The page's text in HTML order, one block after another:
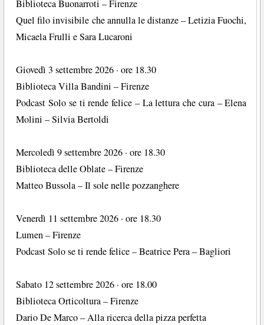
Biblioteca Buonarroti – Firenze
Quel filo invisibile che annulla le distanze – Letizia Fuochi,
Micaela Frulli e Sara Lucaroni
Giovedì 3 settembre 2026 · ore 18.30
Biblioteca Villa Bandini – Firenze
Podcast Solo se ti rende felice – La lettura che cura – Elena
Molini – Silvia Bertoldi
Mercoledì 9 settembre 2026 · ore 18.30
Biblioteca delle Oblate – Firenze
Matteo Bussola – Il sole nelle pozzanghere
Venerdì 11 settembre 2026 · ore 18.30
Lumen – Firenze
Podcast Solo se ti rende felice – Beatrice Pera – Bagliori
Sabato 12 settembre 2026 · ore 18.00
Biblioteca Orticoltura – Firenze
Dario De Marco – Alla ricerca della pizza perfetta